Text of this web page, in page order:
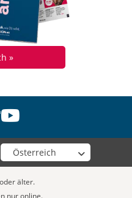
»
youtube
Wähle deinen Shop
älter.
nur online.